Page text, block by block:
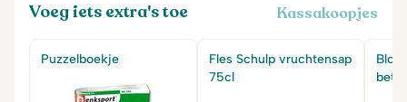
Voeg iets extra's toe Kassakoopjes
Puzzelboekje
Fles Schulp vruchtensap
75cl